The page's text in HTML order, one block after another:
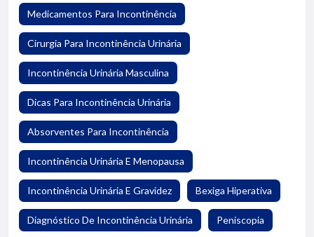
Medicamentos Para Incontinência
Cirurgia Para Incontinência Urinária
Incontinência Urinária Masculina
Dicas Para Incontinência Urinária
Absorventes Para Incontinência
Incontinência Urinária E Menopausa
Incontinência Urinária E Gravidez Bexiga Hiperativa
Diagnóstico De Incontinência Urinária Peniscopia